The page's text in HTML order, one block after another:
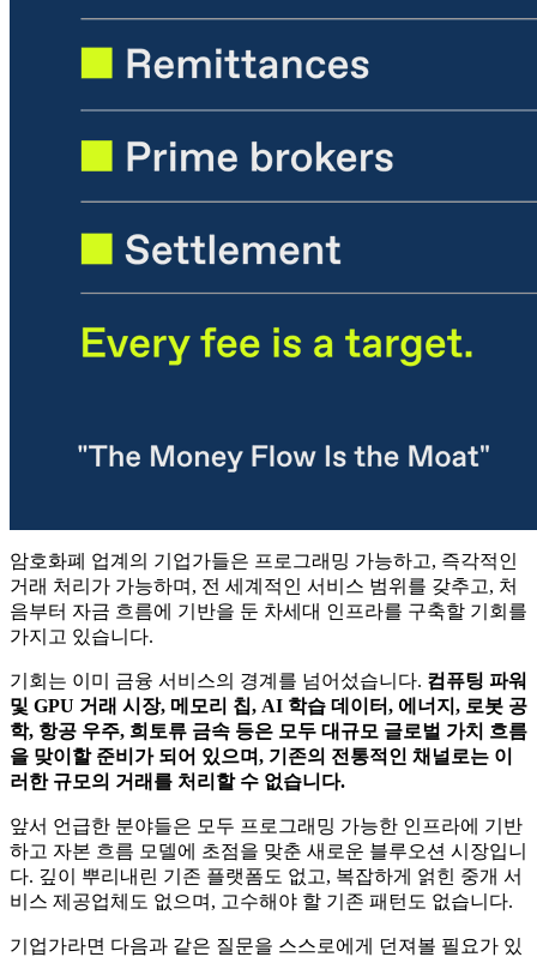
암호화폐 업계의 기업가들은 프로그래밍 가능하고, 즉각적인
거래 처리가 가능하며, 전 세계적인 서비스 범위를 갖추고, 처
음부터 자금 흐름에 기반을 둔 차세대 인프라를 구축할 기회를
가지고 있습니다.
기회는 이미 금융 서비스의 경계를 넘어섰습니다. 컴퓨팅 파워
및 GPU 거래 시장, 메모리 칩, AI 학습 데이터, 에너지, 로봇 공
학, 항공 우주, 희토류 금속 등은 모두 대규모 글로벌 가치 흐름
을 맞이할 준비가 되어 있으며, 기존의 전통적인 채널로는 이
러한 규모의 거래를 처리할 수 없습니다.
앞서 언급한 분야들은 모두 프로그래밍 가능한 인프라에 기반
하고 자본 흐름 모델에 초점을 맞춘 새로운 블루오션 시장입니
다. 깊이 뿌리내린 기존 플랫폼도 없고, 복잡하게 얽힌 중개 서
비스 제공업체도 없으며, 고수해야 할 기존 패턴도 없습니다.
기업가라면 다음과 같은 질문을 스스로에게 던져볼 필요가 있